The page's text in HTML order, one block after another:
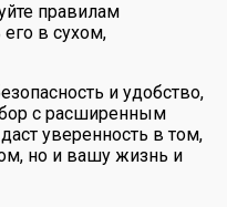
правилам
в сухом,
и удобство,
с расширенным
уверенность в том,
но и вашу жизнь и